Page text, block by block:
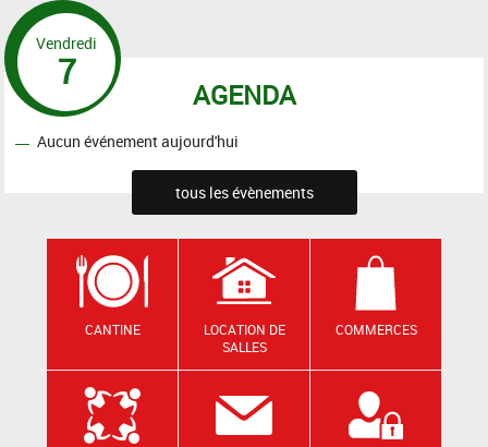
AGENDA
Vendredi
7
Aucun événement aujourd'hui
tous les évènements
CANTINE
LOCATION DE
SALLES
COMMERCES